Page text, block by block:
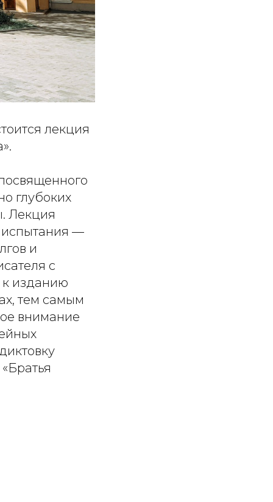
лекция
глубоких
Лекция
испытания —
и
с
к изданию
тем самым
внимание